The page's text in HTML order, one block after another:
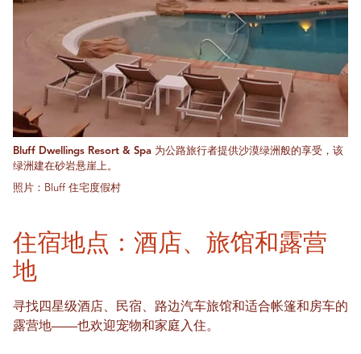
Bluff Dwellings Resort & Spa 为公路旅行者提供沙漠绿洲般的享受，该
绿洲建在砂岩悬崖上。
照片：Bluff 住宅度假村
住宿地点：酒店、旅馆和露营
地
寻找四星级酒店、民宿、路边汽车旅馆和适合帐篷和房车的
露营地——也欢迎宠物和家庭入住。